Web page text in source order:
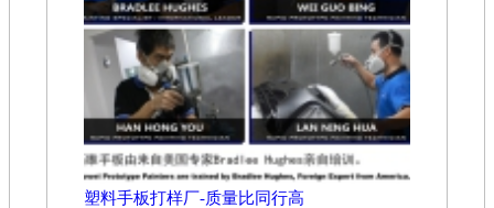
塑料手板打样厂-质量比同行高